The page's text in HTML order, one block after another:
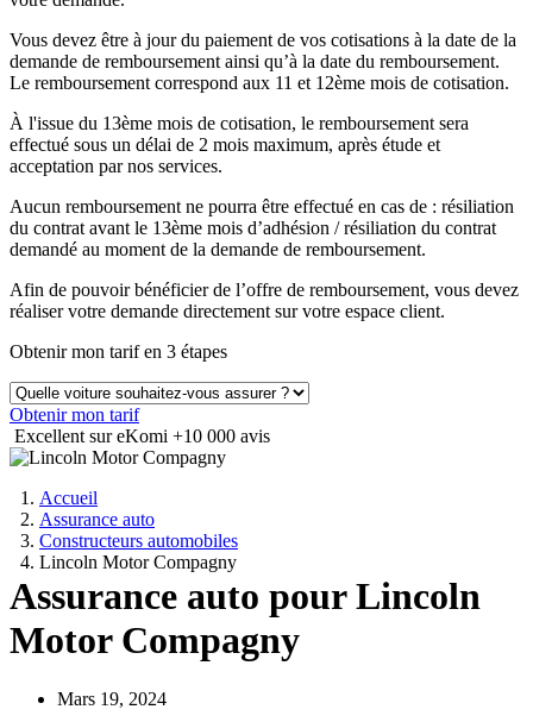
Vous devez être à jour du paiement de vos cotisations à la date de la
demande de remboursement ainsi qu’à la date du remboursement.
Le remboursement correspond aux 11 et 12ème mois de cotisation.
À l'issue du 13ème mois de cotisation, le remboursement sera
effectué sous un délai de 2 mois maximum, après étude et
acceptation par nos services.
Aucun remboursement ne pourra être effectué en cas de : résiliation
du contrat avant le 13ème mois d’adhésion / résiliation du contrat
demandé au moment de la demande de remboursement.
Afin de pouvoir bénéficier de l’offre de remboursement, vous devez
réaliser votre demande directement sur votre espace client.
Obtenir mon tarif en 3 étapes
Obtenir mon tarif
Excellent sur eKomi +10 000 avis
Accueil
Assurance auto
Constructeurs automobiles
Lincoln Motor Compagny
Assurance auto pour Lincoln
Motor Compagny
Mars 19, 2024